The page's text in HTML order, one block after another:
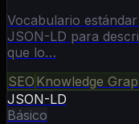
Vocabulario
JSON-LD para
que lo…
SEO Knowledge
JSON-LD
Básico